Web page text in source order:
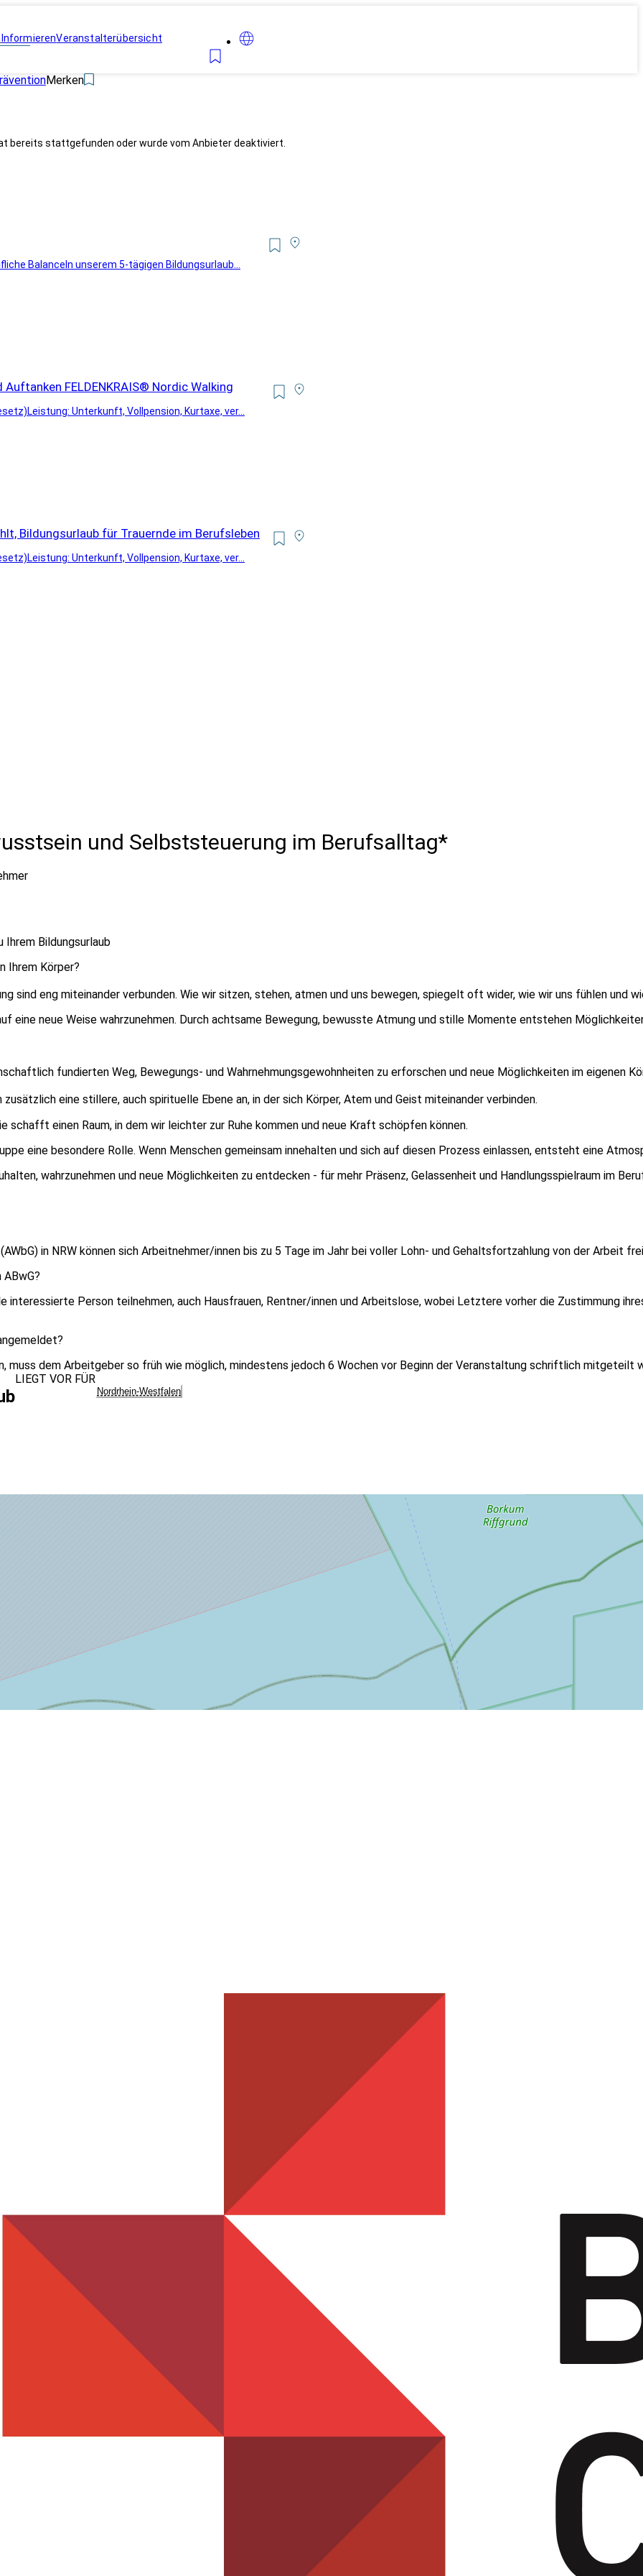
InformierenVeranstalterübersicht
Merken
bereits stattgefunden oder wurde vom Anbieter deaktiviert.
BalanceIn unserem 5-tägigen Bildungsurlaub...
FELDENKRAIS® Nordic Walking
Unterkunft, Vollpension, Kurtaxe, ver...
Bildungsurlaub für Trauernde im Berufsleben
Unterkunft, Vollpension, Kurtaxe, ver...
und Selbststeuerung im Berufsalltag*
Ihrem Bildungsurlaub
Ihrem Körper?
sind eng miteinander verbunden. Wie wir sitzen, stehen, atmen und uns bewegen, spiegelt oft wider, wie wir uns fühlen
eine neue Weise wahrzunehmen. Durch achtsame Bewegung, bewusste Atmung und stille Momente entstehen
fundierten Weg, Bewegungs- und Wahrnehmungsgewohnheiten zu erforschen und neue Möglichkeiten im eigenen
eine stillere, auch spirituelle Ebene an, in der sich Körper, Atem und Geist miteinander verbinden.
schafft einen Raum, in dem wir leichter zur Ruhe kommen und neue Kraft schöpfen können.
eine besondere Rolle. Wenn Menschen gemeinsam innehalten und sich auf diesen Prozess einlassen, entsteht eine
wahrzunehmen und neue Möglichkeiten zu entdecken - für mehr Präsenz, Gelassenheit und Handlungsspielraum im
in NRW können sich Arbeitnehmer/innen bis zu 5 Tage im Jahr bei voller Lohn- und Gehaltsfortzahlung von der
interessierte Person teilnehmen, auch Hausfrauen, Rentner/innen und Arbeitslose, wobei Letztere vorher die Zustimmung
muss dem Arbeitgeber so früh wie möglich, mindestens jedoch 6 Wochen vor Beginn der Veranstaltung schriftlich
LIEGT VOR FÜR
Nordrhein-Westfalen